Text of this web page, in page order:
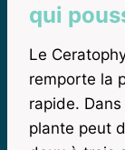
qui
Le
remporte la
rapide.
plante peut